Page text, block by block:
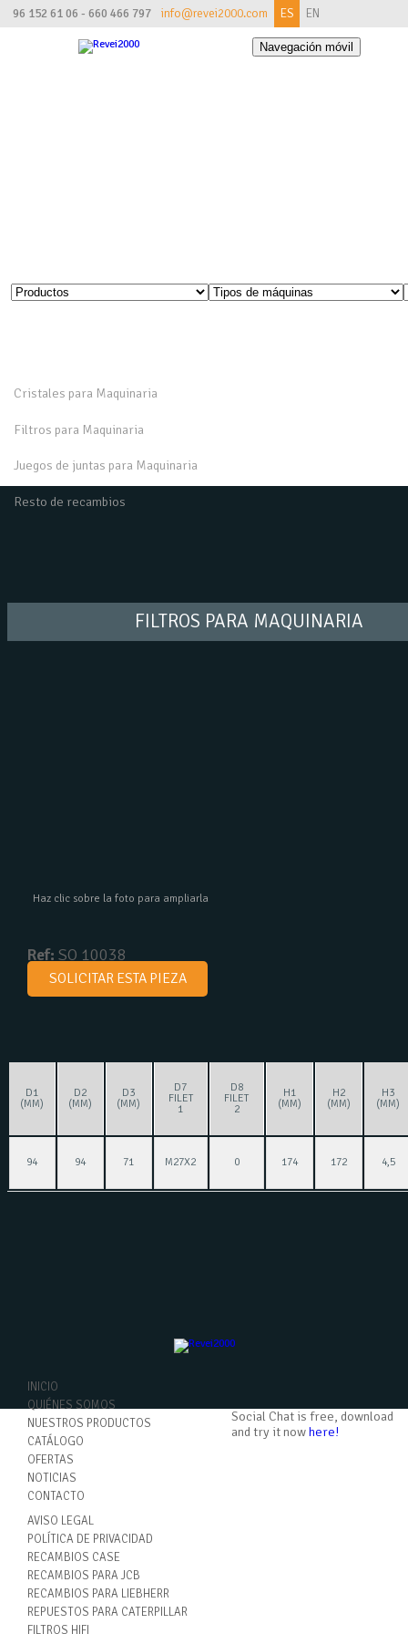
96 152 61 06 - 660 466 797 info@revei2000.com ES EN
Navegación móvil
Cristales para Maquinaria
Filtros para Maquinaria
Juegos de juntas para Maquinaria
Resto de recambios
FILTROS PARA MAQUINARIA
Haz clic sobre la foto para ampliarla
Ref: SO 10038
SOLICITAR ESTA PIEZA
D1
(MM)
D2
(MM)
D3
(MM)
D7
FILET
1
D8
FILET
2
H1
(MM)
H2
(MM)
H3
(MM)
94 94 71 M27X2 0 174 172 4,5
INICIO
QUIÉNES SOMOS
NUESTROS PRODUCTOS
CATÁLOGO
OFERTAS
NOTICIAS
CONTACTO
AVISO LEGAL
POLÍTICA DE PRIVACIDAD
RECAMBIOS CASE
RECAMBIOS PARA JCB
RECAMBIOS PARA LIEBHERR
REPUESTOS PARA CATERPILLAR
FILTROS HIFI
Social Chat is free, download
and try it nowhere!